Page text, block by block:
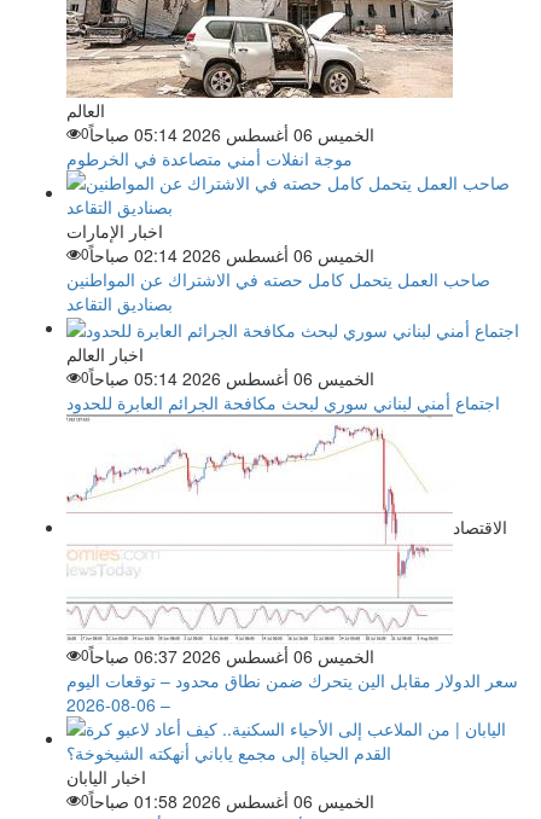
العالم
الخميس 06 أغسطس 2026 05:14 صباحاً
0
موجة انفلات أمني متصاعدة في الخرطوم
اخبار الإمارات
الخميس 06 أغسطس 2026 02:14 صباحاً
0
صاحب العمل يتحمل كامل حصته في الاشتراك عن المواطنين
بصناديق التقاعد
اخبار العالم
الخميس 06 أغسطس 2026 05:14 صباحاً
0
اجتماع أمني لبناني سوري لبحث مكافحة الجرائم العابرة للحدود
الاقتصاد
الخميس 06 أغسطس 2026 06:37 صباحاً 0
سعر الدولار مقابل الين يتحرك ضمن نطاق محدود – توقعات اليوم
– 06-08-2026
اخبار اليابان
الخميس 06 أغسطس 2026 01:58 صباحاً
0